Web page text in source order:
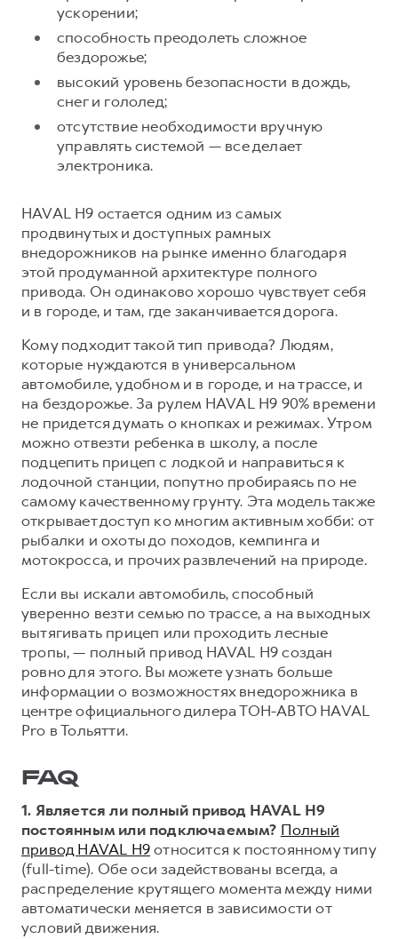
ускорении;
способность преодолеть сложное
бездорожье;
высокий уровень безопасности в дождь,
снег и гололед;
отсутствие необходимости вручную
управлять системой — все делает
электроника.
HAVAL H9 остается одним из самых
продвинутых и доступных рамных
внедорожников на рынке именно благодаря
этой продуманной архитектуре полного
привода. Он одинаково хорошо чувствует себя
и в городе, и там, где заканчивается дорога.
Кому подходит такой тип привода? Людям,
которые нуждаются в универсальном
автомобиле, удобном и в городе, и на трассе, и
на бездорожье. За рулем HAVAL H9 90% времени
не придется думать о кнопках и режимах. Утром
можно отвезти ребенка в школу, а после
подцепить прицеп с лодкой и направиться к
лодочной станции, попутно пробираясь по не
самому качественному грунту. Эта модель также
открывает доступ ко многим активным хобби: от
рыбалки и охоты до походов, кемпинга и
мотокросса, и прочих развлечений на природе.
Если вы искали автомобиль, способный
уверенно везти семью по трассе, а на выходных
вытягивать прицеп или проходить лесные
тропы, — полный привод HAVAL H9 создан
ровно для этого. Вы можете узнать больше
информации о возможностях внедорожника в
центре официального дилера ТОН-АВТО HAVAL
Pro в Тольятти.
FAQ
1. Является ли полный привод HAVAL H9
постоянным или подключаемым? Полный
привод HAVAL H9относится к постоянному типу
(full-time). Обе оси задействованы всегда, а
распределение крутящего момента между ними
автоматически меняется в зависимости от
условий движения.